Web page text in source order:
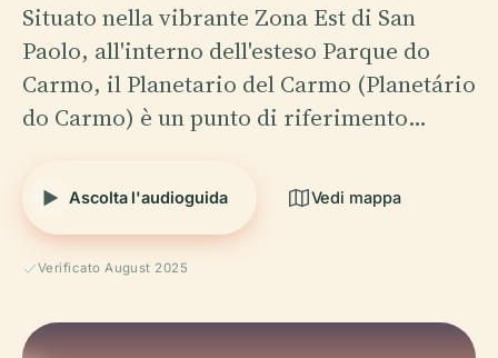
Situato nella vibrante Zona Est di San
Paolo, all'interno dell'esteso Parque do
Carmo, il Planetario del Carmo (Planetário
do Carmo) è un punto di riferimento…
Ascolta l'audioguida Vedi mappa
Verificato August 2025